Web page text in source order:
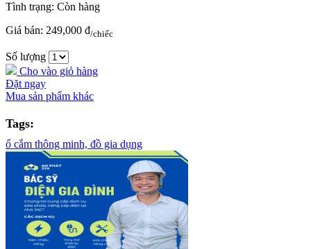
Tình trạng: Còn hàng
Giá bán: 249,000 đ/chiếc
Số lượng
Cho vào giỏ hàng
Đặt ngay
Mua sản phẩm khác
Tags:
ổ cắm thông minh, đồ gia dụng